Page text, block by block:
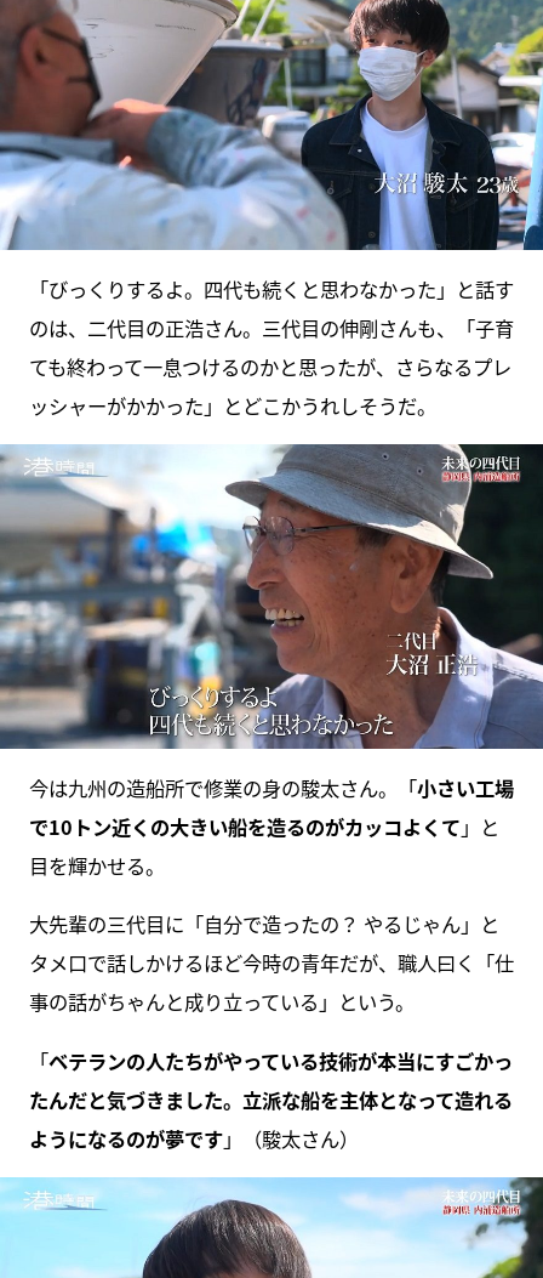
「びっくりするよ。四代も続くと思わなかった」と話す
のは、二代目の正浩さん。三代目の伸剛さんも、「子育
ても終わって一息つけるのかと思ったが、さらなるプレ
ッシャーがかかった」とどこかうれしそうだ。
今は九州の造船所で修業の身の駿太さん。「小さい工場
で10トン近くの大きい船を造るのがカッコよくて 」と
目を輝かせる。
大先輩の三代目に「自分で造ったの？ やるじゃん」と
タメ口で話しかけるほど今時の青年だが、職人曰く「仕
事の話がちゃんと成り立っている」という。
「ベテランの人たちがやっている技術が本当にすごかっ
たんだと気づきました。立派な船を主体となって造れる
ようになるのが夢です」（駿太さん）